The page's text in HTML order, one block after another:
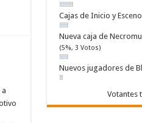
Cajas de Inicio y
Nueva caja de
(5%, 3 Votos)
Nuevos jugadores de
Votantes